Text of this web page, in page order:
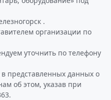
.
организации по
уточнить по телефону
представленных данных о
об этом, указав при